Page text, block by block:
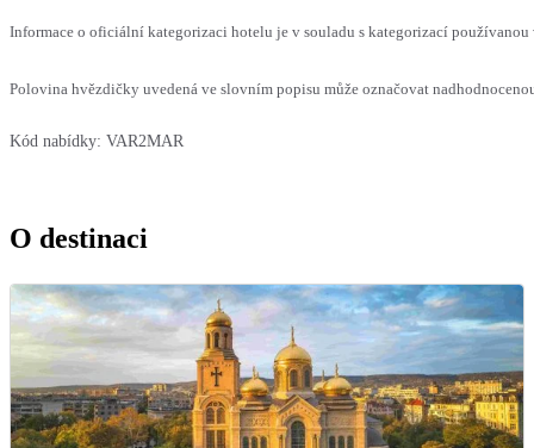
Informace o oficiální kategorizaci hotelu je v souladu s kategorizací
Polovina hvězdičky uvedená ve slovním popisu může označovat
Kód nabídky: VAR2MAR
O destinaci